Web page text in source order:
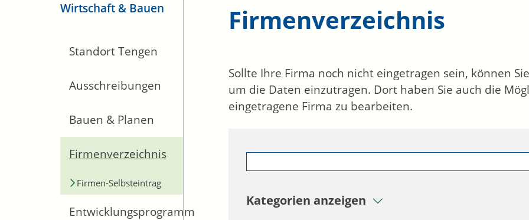
Wirtschaft & Bauen
Standort Tengen
Ausschreibungen
Bauen & Planen
Firmenverzeichnis
Firmen-Selbsteintrag
Entwicklungsprogramm
Firmenverzeichnis
Sollte Ihre Firma noch nicht eingetragen sein, können
um die Daten einzutragen. Dort haben Sie auch die
eingetragene Firma zu bearbeiten.
Kategorien anzeigen